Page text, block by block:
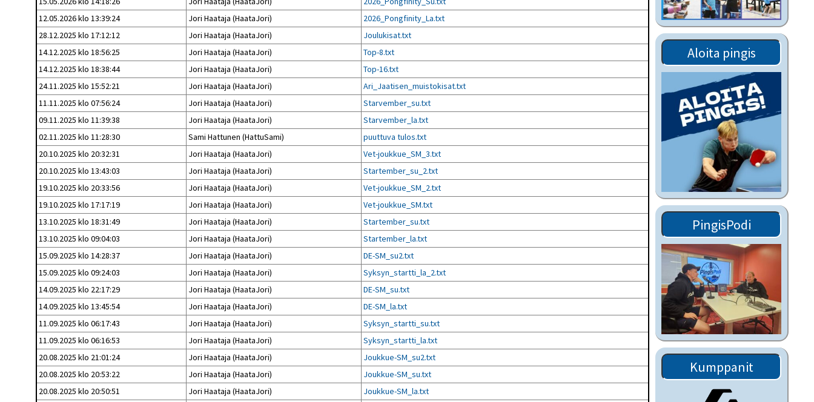
Valiokunnat
Strategia 2025-2030
Vastuullisuus
Ilmoita epäasiallisesta
käytöksestä
Hallintosääntö
NETU in English
Tietosuoja
ohjeet
Rating-artikkelit
Rating-manuaali
Julkaistut Rating-listat
Päivärating
6-divisioona
Sarjatiedotteet
Pelipaikat ja
joukkueiden
yhteyshenkilöt
Seurasiirrot
Kisajärjestäjien
dokumentit
Seuratiedotteet
Leirit
Maahanmuuttajien
sukupuolten tasa-arvo
kattavan osallisuuden
kautta
pöytätenniksessä-opas
Olkapäävammojen
harjoitusopas
Venyttely
Tiedostot vanhoilta
Viestitiedotteet
12.05.2026 klo 13:39:24
Jori Haataja (HaataJori)
2026_Pongfinity_La.txt
28.12.2025 klo 17:12:12
Jori Haataja (HaataJori)
Joulukisat.txt
14.12.2025 klo 18:56:25
Jori Haataja (HaataJori)
Top-8.txt
14.12.2025 klo 18:38:44
Jori Haataja (HaataJori)
Top-16.txt
24.11.2025 klo 15:52:21
Jori Haataja (HaataJori)
Ari_Jaatisen_muistokisat.txt
11.11.2025 klo 07:56:24
Jori Haataja (HaataJori)
Starvember_su.txt
09.11.2025 klo 11:39:38
Jori Haataja (HaataJori)
Starvember_la.txt
02.11.2025 klo 11:28:30
Sami Hattunen (HattuSami)
puuttuva tulos.txt
20.10.2025 klo 20:32:31
Jori Haataja (HaataJori)
Vet-joukkue_SM_3.txt
20.10.2025 klo 13:43:03
Jori Haataja (HaataJori)
Startember_su_2.txt
19.10.2025 klo 20:33:56
Jori Haataja (HaataJori)
Vet-joukkue_SM_2.txt
19.10.2025 klo 17:17:19
Jori Haataja (HaataJori)
Vet-joukkue_SM.txt
13.10.2025 klo 18:31:49
Jori Haataja (HaataJori)
Startember_su.txt
13.10.2025 klo 09:04:03
Jori Haataja (HaataJori)
Startember_la.txt
15.09.2025 klo 14:28:37
Jori Haataja (HaataJori)
DE-SM_su2.txt
15.09.2025 klo 09:24:03
Jori Haataja (HaataJori)
Syksyn_startti_la_2.txt
14.09.2025 klo 22:17:29
Jori Haataja (HaataJori)
DE-SM_su.txt
14.09.2025 klo 13:45:54
Jori Haataja (HaataJori)
DE-SM_la.txt
11.09.2025 klo 06:17:43
Jori Haataja (HaataJori)
Syksyn_startti_su.txt
11.09.2025 klo 06:16:53
Jori Haataja (HaataJori)
Syksyn_startti_la.txt
20.08.2025 klo 21:01:24
Jori Haataja (HaataJori)
Joukkue-SM_su2.txt
20.08.2025 klo 20:53:22
Jori Haataja (HaataJori)
Joukkue-SM_su.txt
20.08.2025 klo 20:50:51
Jori Haataja (HaataJori)
Joukkue-SM_la.txt
Aloita pingis
PingisPodi
Kumppanit